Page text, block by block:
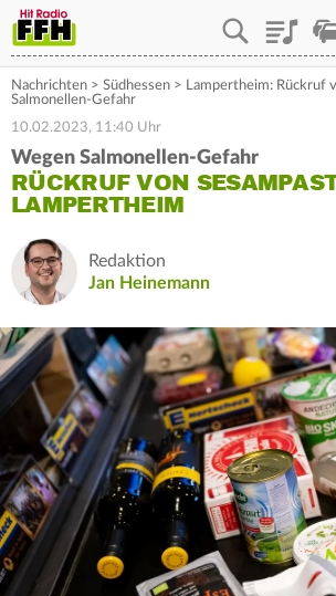
Playlist
Nachrichten > Südhessen > Lampertheim: Rückruf
Salmonellen-Gefahr
10.02.2023, 11:40 Uhr
Wegen Salmonellen-Gefahr
RÜCKRUF VON
LAMPERTHEIM
Redaktion
Jan Heinemann